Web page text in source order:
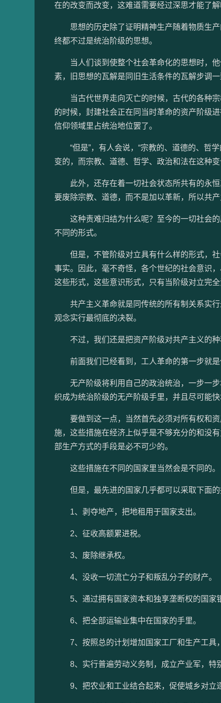
在的改变而改变，这难道需要经过深思才能了
思想的历史除了证明精神生产随着物质生产
终都不过是统治阶级的思想。
当人们谈到使整个社会革命化的思想时，他
素，旧思想的瓦解是同旧生活条件的瓦解步调
当古代世界走向灭亡的时候，古代的各种宗
的时候，封建社会正在同当时革命的资产阶级
信仰领域里占统治地位罢了。
“但是”，有人会说，“宗教的、道德的、哲
变的，而宗教、道德、哲学、政治和法在这种
此外，还存在着一切社会状态所共有的永恒
要废除宗教、道德，而不是加以革新，所以共
这种责难归结为什么呢？至今的一切社会的
不同的形式。
但是，不管阶级对立具有什么样的形式，社
事实。因此，毫不奇怪，各个世纪的社会意识
这些形式，这些意识形式，只有当阶级对立完
共产主义革命就是同传统的所有制关系实行
观念实行最彻底的决裂。
不过，我们还是把资产阶级对共产主义的种
前面我们已经看到，工人革命的第一步就是
无产阶级将利用自己的政治统治，一步一步
织成为统治阶级的无产阶级手里，并且尽可能
要做到这一点，当然首先必须对所有权和资
施，这些措施在经济上似乎是不够充分的和没
部生产方式的手段是必不可少的。
这些措施在不同的国家里当然会是不同的。
但是，最先进的国家几乎都可以采取下面的
1、剥夺地产，把地租用于国家支出。
2、征收高额累进税。
3、废除继承权。
4、没收一切流亡分子和叛乱分子的财产。
5、通过拥有国家资本和独享垄断权的国家
6、把全部运输业集中在国家的手里。
7、按照总的计划增加国家工厂和生产工具
8、实行普遍劳动义务制，成立产业军，特
9、把农业和工业结合起来，促使城乡对立